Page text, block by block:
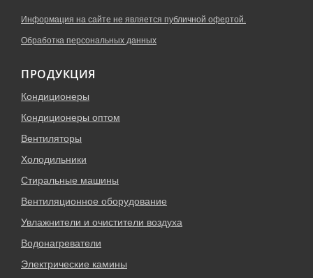
Информация на сайте не является публичной офертой.
Обработка персональных данных
ПРОДУКЦИЯ
Кондиционеры
Кондиционеры оптом
Вентиляторы
Холодильники
Стиральные машины
Вентиляционное оборудование
Увлажнители и очистители воздуха
Водонагреватели
Электрические камины